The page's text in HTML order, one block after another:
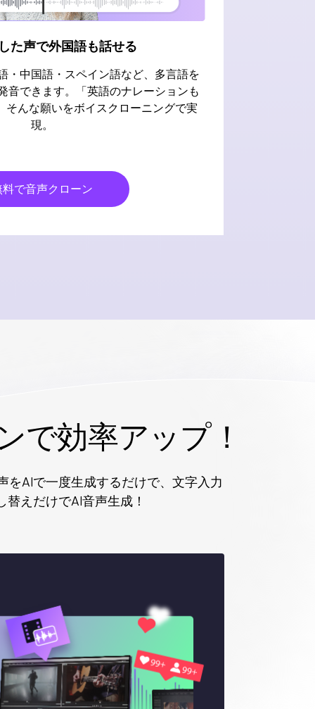
た声で外国語も話せる
・中国語・スペイン語など、多言語を
音できます。「英語のナレーションも
そんな願いをボイスクローニングで実
現。
で音声クローン
で効率アップ！
AIで一度生成するだけで、文字入力
えだけでAI音声生成！